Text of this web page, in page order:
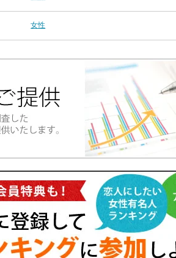
女性